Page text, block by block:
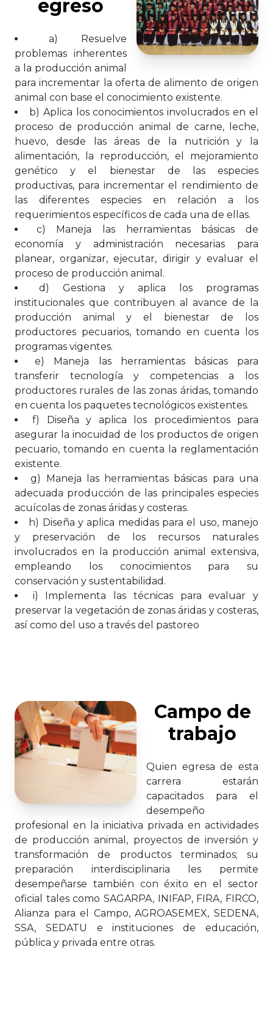
egreso
a) Resuelve
problemas inherentes
a la producción animal
para incrementar la oferta de alimento de origen
animal con base el conocimiento existente.
b) Aplica los conocimientos involucrados en el
proceso de producción animal de carne, leche,
huevo, desde las áreas de la nutrición y la
alimentación, la reproducción, el mejoramiento
genético y el bienestar de las especies
productivas, para incrementar el rendimiento de
las diferentes especies en relación a los
requerimientos específicos de cada una de ellas.
c) Maneja las herramientas básicas de
economía y administración necesarias para
planear, organizar, ejecutar, dirigir y evaluar el
proceso de producción animal.
d) Gestiona y aplica los programas
institucionales que contribuyen al avance de la
producción animal y el bienestar de los
productores pecuarios, tomando en cuenta los
programas vigentes.
e) Maneja las herramientas básicas para
transferir tecnología y competencias a los
productores rurales de las zonas áridas, tomando
en cuenta los paquetes tecnológicos existentes.
f) Diseña y aplica los procedimientos para
asegurar la inocuidad de los productos de origen
pecuario, tomando en cuenta la reglamentación
existente.
g) Maneja las herramientas básicas para una
adecuada producción de las principales especies
acuícolas de zonas áridas y costeras.
h) Diseña y aplica medidas para el uso, manejo
y preservación de los recursos naturales
involucrados en la producción animal extensiva,
empleando los conocimientos para su
conservación y sustentabilidad.
i) Implementa las técnicas para evaluar y
preservar la vegetación de zonas áridas y costeras,
así como del uso a través del pastoreo
Campo de
trabajo
Quien egresa de esta
carrera estarán
capacitados para el
desempeño
profesional en la iniciativa privada en actividades
de producción animal, proyectos de inversión y
transformación de productos terminados; su
preparación interdisciplinaria les permite
desempeñarse también con éxito en el sector
oficial tales como SAGARPA, INIFAP, FIRA, FIRCO,
Alianza para el Campo, AGROASEMEX, SEDENA,
SSA, SEDATU e instituciones de educación,
pública y privada entre otras.